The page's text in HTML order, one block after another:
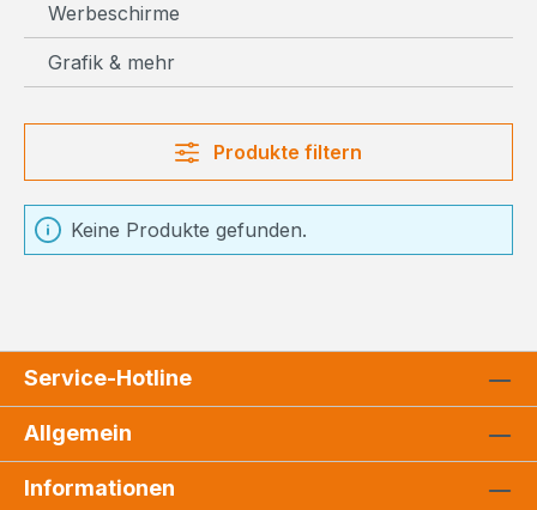
Werbeschirme
Grafik & mehr
Produkte filtern
Keine Produkte gefunden.
Service-Hotline
Allgemein
Informationen